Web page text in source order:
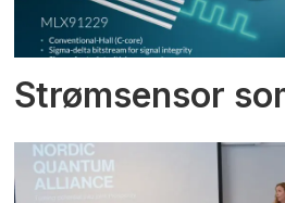
Strømsensor